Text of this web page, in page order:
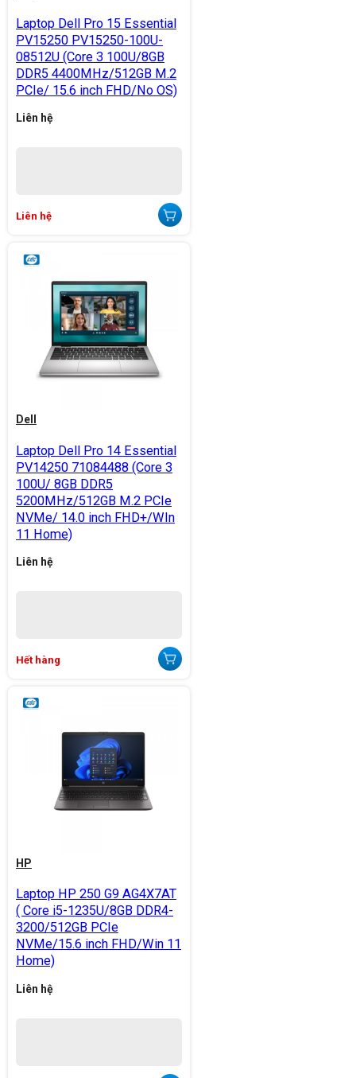
Laptop Dell Pro 15 Essential
PV15250 PV15250-100U-
08512U (Core 3 100U/8GB
DDR5 4400MHz/512GB M.2
PCIe/ 15.6 inch FHD/No OS)
Liên hệ
Liên hệ
Dell
Laptop Dell Pro 14 Essential
PV14250 71084488 (Core 3
100U/ 8GB DDR5
5200MHz/512GB M.2 PCIe
NVMe/ 14.0 inch FHD+/WIn
11 Home)
Liên hệ
Hết hàng
HP
Laptop HP 250 G9 AG4X7AT
( Core i5-1235U/8GB DDR4-
3200/512GB PCIe
NVMe/15.6 inch FHD/Win 11
Home)
Liên hệ